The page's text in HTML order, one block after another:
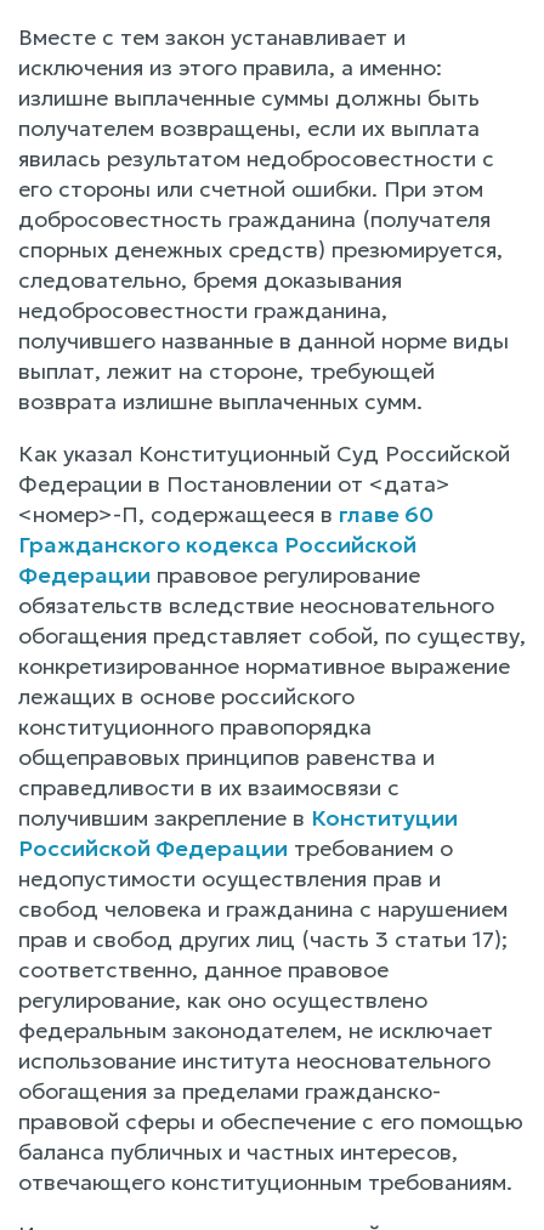
Вместе с тем закон устанавливает и
исключения из этого правила, а именно:
излишне выплаченные суммы должны быть
получателем возвращены, если их выплата
явилась результатом недобросовестности с
его стороны или счетной ошибки. При этом
добросовестность гражданина (получателя
спорных денежных средств) презюмируется,
следовательно, бремя доказывания
недобросовестности гражданина,
получившего названные в данной норме виды
выплат, лежит на стороне, требующей
возврата излишне выплаченных сумм.
Как указал Конституционный Суд Российской
Федерации в Постановлении от <дата>
<номер>-П, содержащееся в главе 60
Гражданского кодекса Российской
Федерации правовое регулирование
обязательств вследствие неосновательного
обогащения представляет собой, по существу,
конкретизированное нормативное выражение
лежащих в основе российского
конституционного правопорядка
общеправовых принципов равенства и
справедливости в их взаимосвязи с
получившим закрепление в Конституции
Российской Федерации требованием о
недопустимости осуществления прав и
свобод человека и гражданина с нарушением
прав и свобод других лиц (часть 3 статьи 17);
соответственно, данное правовое
регулирование, как оно осуществлено
федеральным законодателем, не исключает
использование института неосновательного
обогащения за пределами гражданско-
правовой сферы и обеспечение с его помощью
баланса публичных и частных интересов,
отвечающего конституционным требованиям.